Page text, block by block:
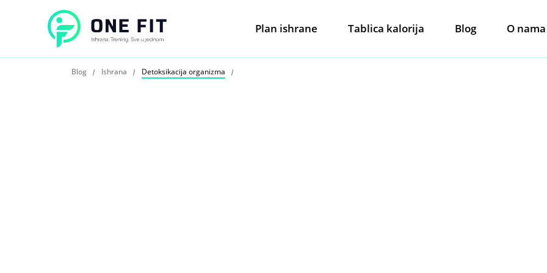
Plan ishrane Tablica kalorija Blog O nama
Blog Ishrana Detoksikacija organizma